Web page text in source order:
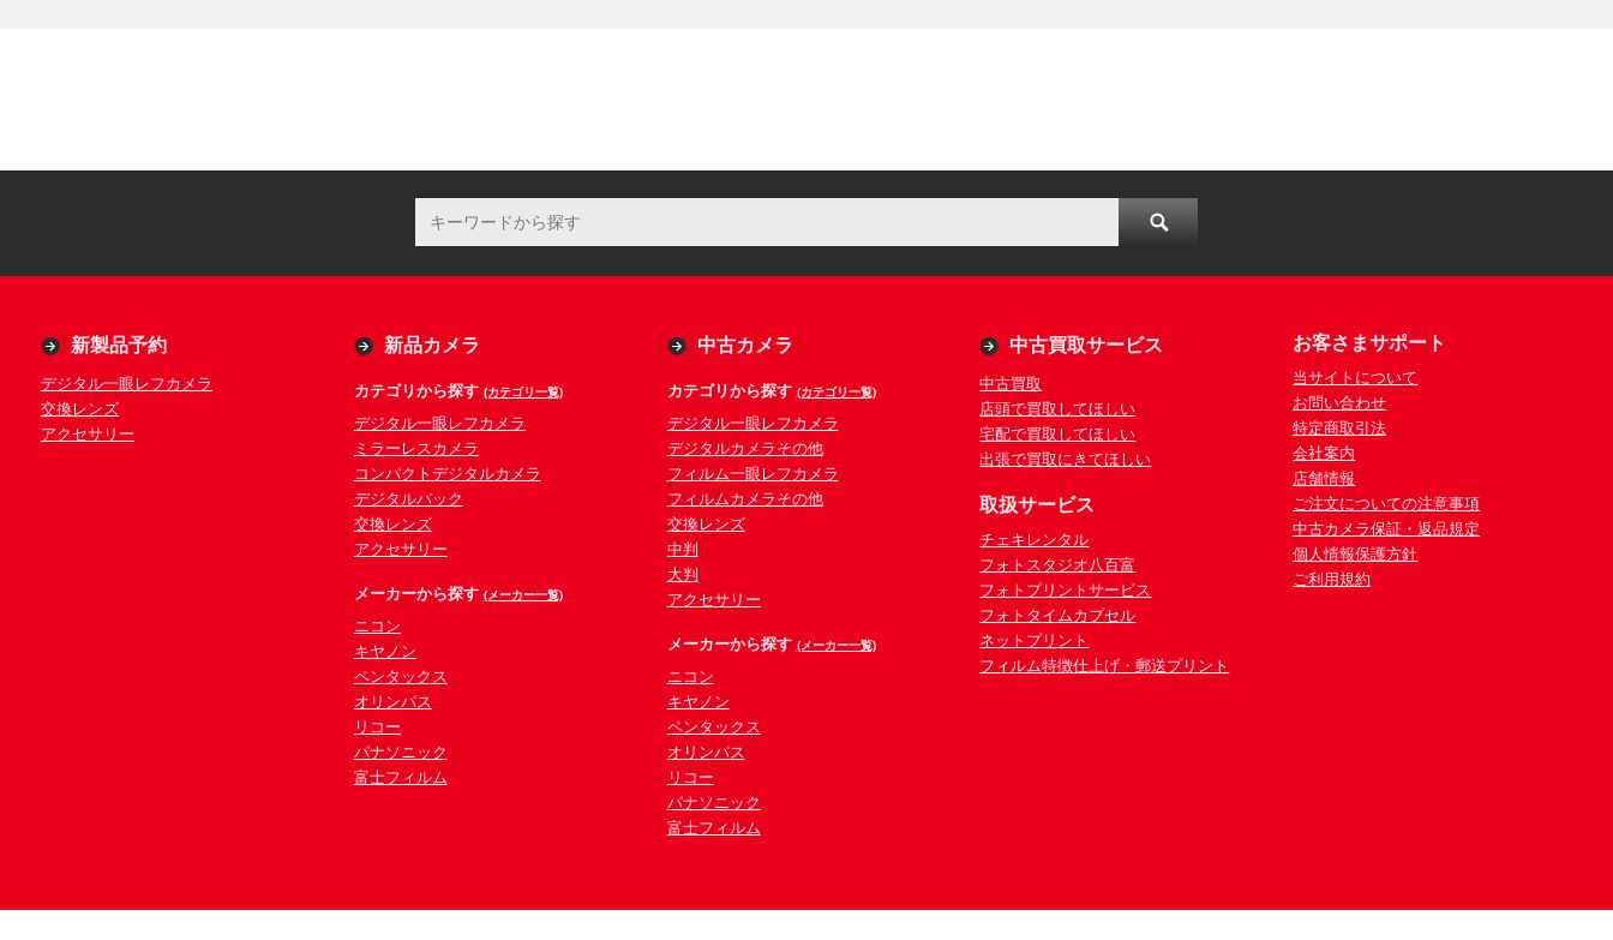
新製品予約
デジタル一眼レフカメラ
交換レンズ
アクセサリー
新品カメラ
カテゴリから探す (カテゴリ一覧)
デジタル一眼レフカメラ
ミラーレスカメラ
コンパクトデジタルカメラ
デジタルバック
交換レンズ
アクセサリー
メーカーから探す (メーカー一覧)
ニコン
キヤノン
ペンタックス
オリンパス
リコー
パナソニック
富士フィルム
中古カメラ
カテゴリから探す (カテゴリ一覧)
デジタル一眼レフカメラ
デジタルカメラその他
フィルム一眼レフカメラ
フィルムカメラその他
交換レンズ
中判
大判
アクセサリー
メーカーから探す (メーカー一覧)
ニコン
キヤノン
ペンタックス
オリンパス
リコー
パナソニック
富士フィルム
中古買取サービス
中古買取
店頭で買取してほしい
宅配で買取してほしい
出張で買取にきてほしい
取扱サービス
チェキレンタル
フォトスタジオ八百富
フォトプリントサービス
フォトタイムカプセル
ネットプリント
フィルム特徴仕上げ・郵送プリント
お客さまサポート
当サイトについて
お問い合わせ
特定商取引法
会社案内
店舗情報
ご注文についての注意事項
中古カメラ保証・返品規定
個人情報保護方針
ご利用規約